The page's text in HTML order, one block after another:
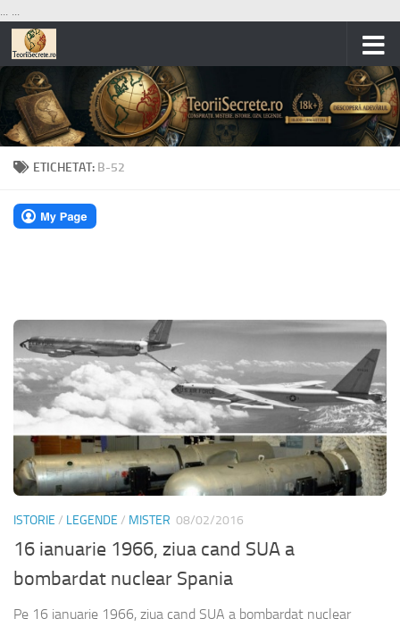
... ...
Skip to content
ETICHETAT: B-52
ISTORIE / LEGENDE / MISTER 08/02/2016
16 ianuarie 1966, ziua cand SUA a
bombardat nuclear Spania
Pe 16 ianuarie 1966, ziua cand SUA a bombardat nuclear